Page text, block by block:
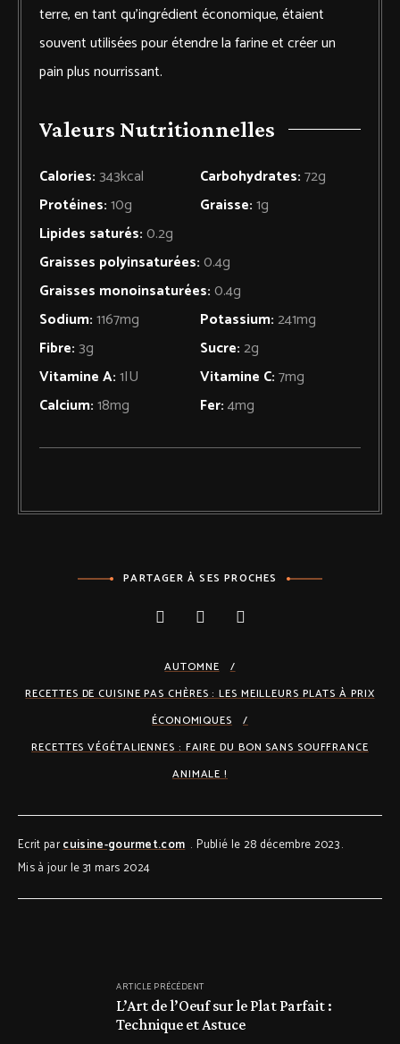
terre, en tant qu’ingrédient économique, étaient
souvent utilisées pour étendre la farine et créer un
pain plus nourrissant.
Valeurs Nutritionnelles
Calories:343kcal Carbohydrates:72g
Protéines:10g Graisse:1g
Lipides saturés:0.2g
Graisses polyinsaturées:0.4g
Graisses monoinsaturées:0.4g
Sodium:1167mg Potassium:241mg
Fibre:3g Sucre:2g
Vitamine A:1IU Vitamine C:7mg
Calcium:18mg Fer:4mg
PARTAGER À SES PROCHES
AUTOMNE
RECETTES DE CUISINE PAS CHÈRES : LES MEILLEURS PLATS À PRIX
ÉCONOMIQUES
RECETTES VÉGÉTALIENNES : FAIRE DU BON SANS SOUFFRANCE
ANIMALE !
Ecrit parcuisine-gourmet.com
Publié le 28 décembre 2023
Mis à jour le 31 mars 2024
ARTICLE PRÉCÉDENT
L’Art de l’Oeuf sur le Plat Parfait :
Technique et Astuce